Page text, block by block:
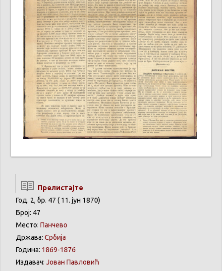
Прелистајте
Год. 2, бр. 47 ( 11. јун 1870)
Број: 47
Место: Панчево
Држава: Србија
Година: 1869-1876
Издавач: Јован Павловић